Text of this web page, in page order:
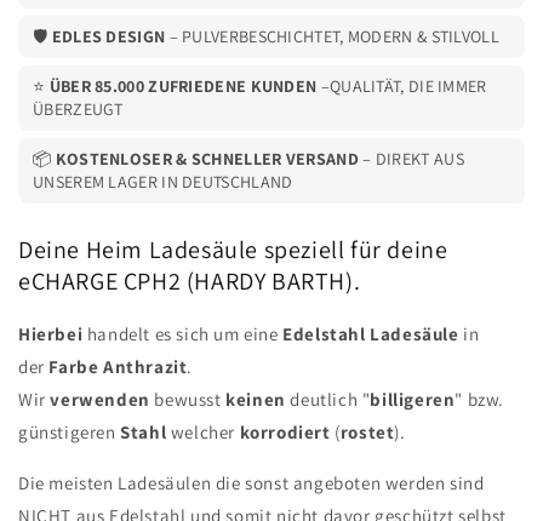
🛡️ EDLES DESIGN – PULVERBESCHICHTET, MODERN & STILVOLL
⭐ ÜBER 85.000 ZUFRIEDENE KUNDEN –QUALITÄT, DIE IMMER
ÜBERZEUGT
📦 KOSTENLOSER & SCHNELLER VERSAND– DIREKT AUS
UNSEREM LAGER IN DEUTSCHLAND
Deine Heim Ladesäule speziell für deine
eCHARGE CPH2 (HARDY BARTH).
Hierbei handelt es sich um eine Edelstahl Ladesäule in
der Farbe Anthrazit.
Wir verwenden bewusst keinen deutlich "billigeren" bzw.
günstigeren Stahl welcher korrodiert (rostet).
Die meisten Ladesäulen die sonst angeboten werden sind
NICHT aus Edelstahl und somit nicht davor geschützt selbst